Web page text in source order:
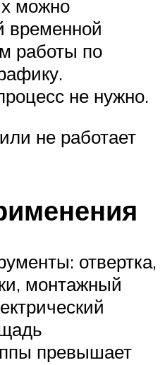
можно
временной
работы по
не нужно.
не работает
отвертка,
монтажный
превышает